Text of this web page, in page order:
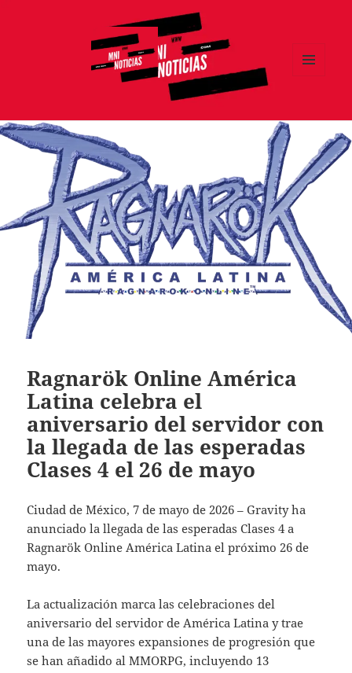
Ragnarök Online América
Latina celebra el
aniversario del servidor con
la llegada de las esperadas
Clases 4 el 26 de mayo
Ciudad de México, 7 de mayo de 2026 – Gravity ha
anunciado la llegada de las esperadas Clases 4 a
Ragnarök Online América Latina el próximo 26 de
mayo.
La actualización marca las celebraciones del
aniversario del servidor de América Latina y trae
una de las mayores expansiones de progresión que
se han añadido al MMORPG, incluyendo 13